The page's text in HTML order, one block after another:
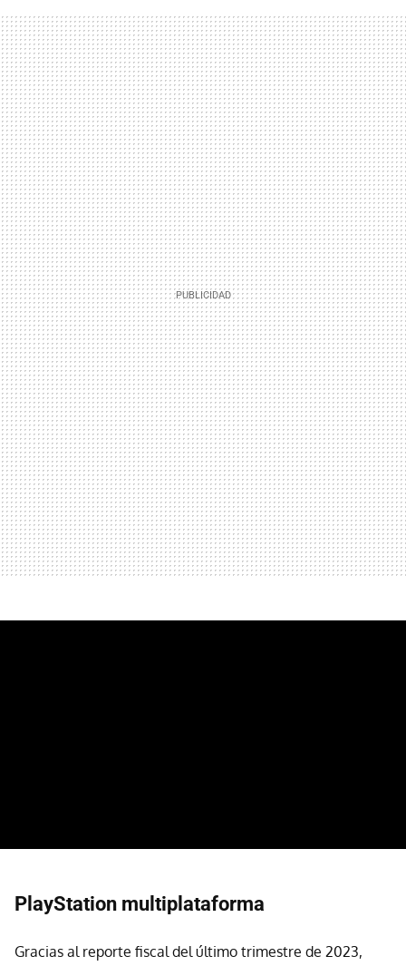
PlayStation multiplataforma
Gracias al reporte fiscal del último trimestre de 2023,